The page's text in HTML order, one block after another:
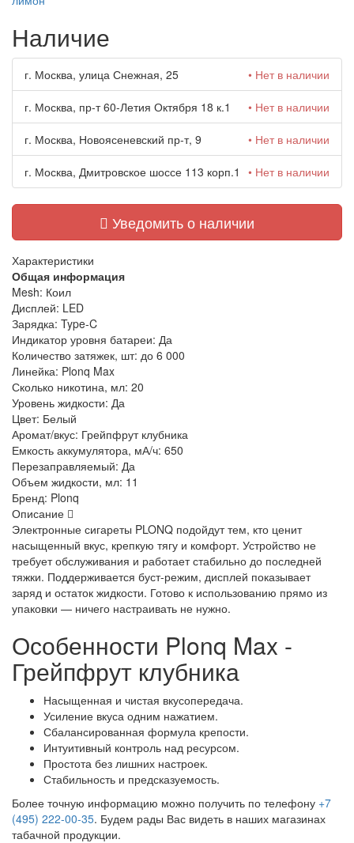
Наличие
г. Москва, улица Снежная, 25 • Нет в наличии
г. Москва, пр-т 60-Летия Октября 18 к.1 • Нет в наличии
г. Москва, Новоясеневский пр-т, 9 • Нет в наличии
г. Москва, Дмитровское шоссе 113 корп.1 • Нет в наличии
Уведомить о наличии
Характеристики
Общая информация
Mesh: Коил
Дисплей: LED
Зарядка: Type-C
Индикатор уровня батареи: Да
Количество затяжек, шт: до 6 000
Линейка: Plonq Max
Сколько никотина, мл: 20
Уровень жидкости: Да
Цвет: Белый
Аромат/вкус: Грейпфрут клубника
Емкость аккумулятора, мА/ч: 650
Перезаправляемый: Да
Объем жидкости, мл: 11
Бренд: Plonq
Описание
Электронные сигареты PLONQ подойдут тем, кто ценит
насыщенный вкус, крепкую тягу и комфорт. Устройство не
требует обслуживания и работает стабильно до последней
тяжки. Поддерживается буст-режим, дисплей показывает
заряд и остаток жидкости. Готово к использованию прямо из
упаковки — ничего настраивать не нужно.
Особенности Plonq Max -
Грейпфрут клубника
Насыщенная и чистая вкусопередача.
Усиление вкуса одним нажатием.
Сбалансированная формула крепости.
Интуитивный контроль над ресурсом.
Простота без лишних настроек.
Стабильность и предсказуемость.
Более точную информацию можно получить по телефону +7
(495) 222-00-35. Будем рады Вас видеть в наших магазинах
табачной продукции.